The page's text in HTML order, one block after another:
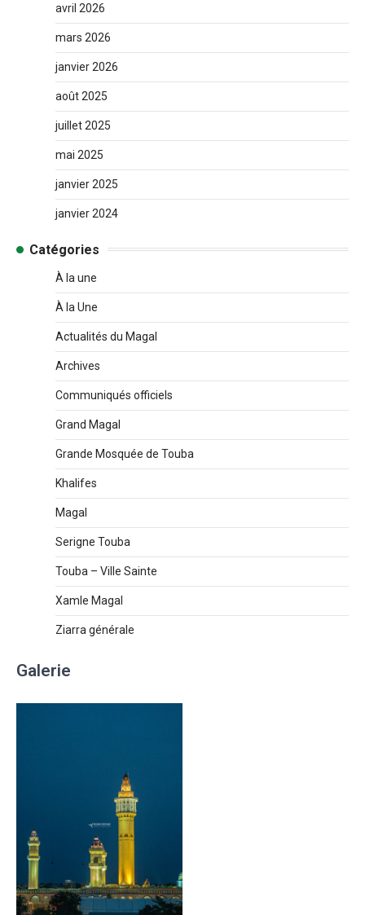
avril 2026
mars 2026
janvier 2026
août 2025
juillet 2025
mai 2025
janvier 2025
janvier 2024
Catégories
À la une
À la Une
Actualités du Magal
Archives
Communiqués officiels
Grand Magal
Grande Mosquée de Touba
Khalifes
Magal
Serigne Touba
Touba – Ville Sainte
Xamle Magal
Ziarra générale
Galerie